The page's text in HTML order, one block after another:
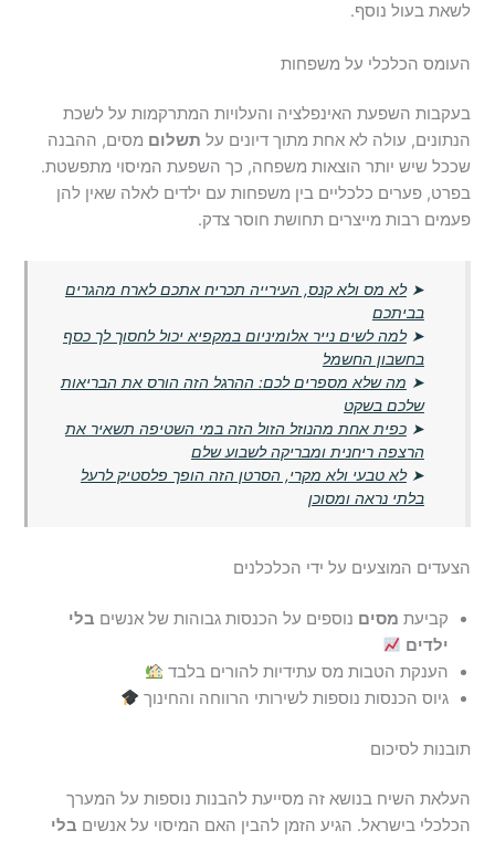
לשאת בעול נוסף.
העומס הכלכלי על משפחות
בעקבות השפעת האינפלציה והעלויות המתרקמות על לשכת
הנתונים, עולה לא אחת מתוך דיונים על תשלום מסים, ההבנה
שככל שיש יותר הוצאות משפחה, כך השפעת המיסוי מתפשטת.
בפרט, פערים כלכליים בין משפחות עם ילדים לאלה שאין להן
פעמים רבות מייצרים תחושת חוסר צדק.
➤לא מס ולא קנס, העירייה תכריח אתכם לארח מהגרים
בביתכם
➤למה לשים נייר אלומיניום במקפיא יכול לחסוך לך כסף
בחשבון החשמל
➤ מה שלא מספרים לכם: ההרגל הזה הורס את הבריאות
שלכם בשקט
➤כפית אחת מהנוזל הזול הזה במי השטיפה תשאיר את
הרצפה ריחנית ומבריקה לשבוע שלם
➤לא טבעי ולא מקרי, הסרטן הזה הופך פלסטיק לרעל
בלתי נראה ומסוכן
הצעדים המוצעים על ידי הכלכלנים
קביעת מסים נוספים על הכנסות גבוהות של אנשים בלי
ילדים
הענקת הטבות מס עתידיות להורים בלבד
גיוס הכנסות נוספות לשירותי הרווחה והחינוך
תובנות לסיכום
העלאת השיח בנושא זה מסייעת להבנות נוספות על המערך
הכלכלי בישראל. הגיע הזמן להבין האם המיסוי על אנשים בלי